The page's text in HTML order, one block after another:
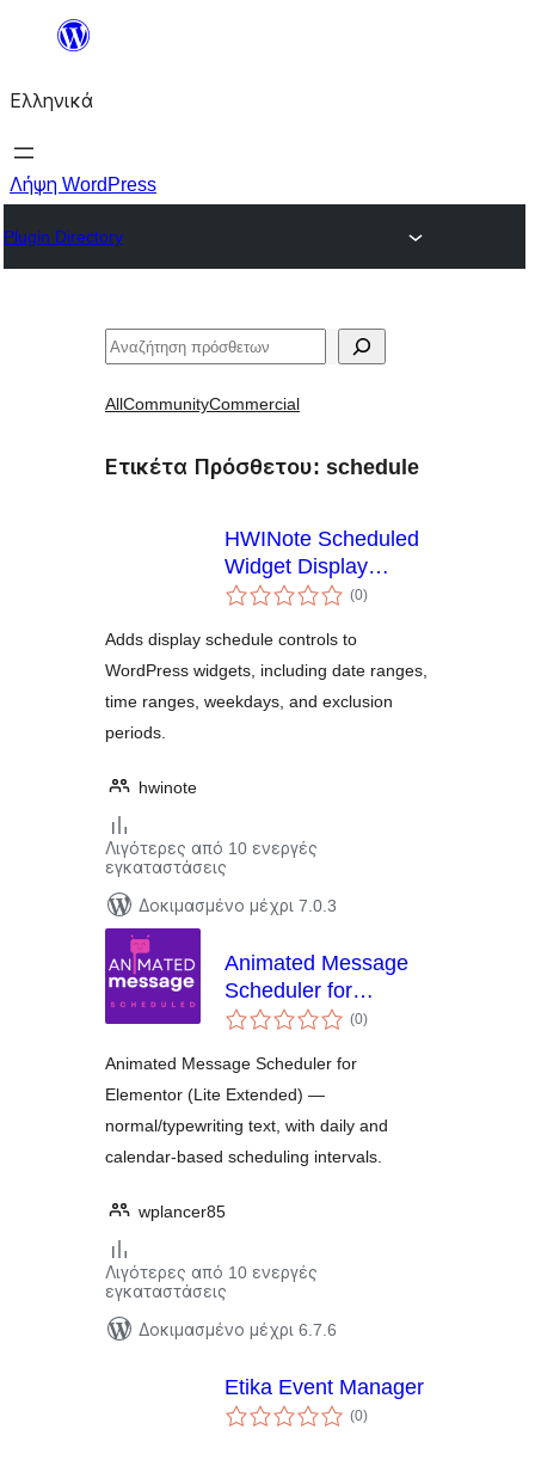
Μετάβαση
περιεχόμενο
Ελληνικά
Λήψη WordPress
Plugin Directory
Αναζήτηση
AllCommunityCommercial
Ετικέτα Πρόσθετου: schedule
HWINote Scheduled
Widget Display
Control
(0αξιολογήσεις
σύνολο
)
Adds display schedule controls to
WordPress widgets, including date ranges,
time ranges, weekdays, and exclusion
periods.
hwinote
Λιγότερες από 10 ενεργές
εγκαταστάσεις
Δοκιμασμένο μέχρι 7.0.3
Animated Message
Scheduler for
Elementor (Lite
(0αξιολογήσεις
σύνολο
)
Animated Message Scheduler for
Elementor (Lite Extended) —
normal/typewriting text, with daily and
calendar-based scheduling intervals.
wplancer85
Λιγότερες από 10 ενεργές
εγκαταστάσεις
Δοκιμασμένο μέχρι 6.7.6
Etika Event Manager
(0αξιολογήσεις
σύνολο
)